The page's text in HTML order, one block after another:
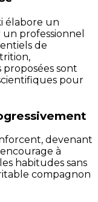
élabore un
professionnel
de
sont
pour
devenant
à
habitudes sans
compagnon